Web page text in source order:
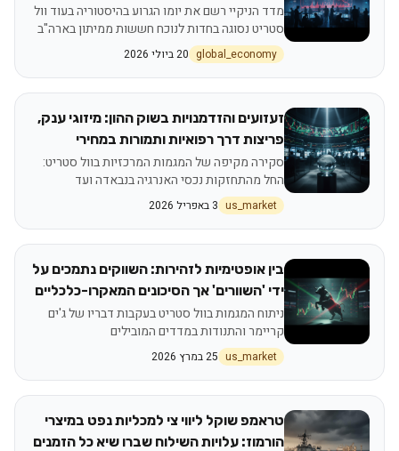
והקריסה ההיסטורית ביפן
מדד הניקיי רשם את יומו הגרוע בהיסטוריה בעוד וול
סטריט נסוגה בחדות לנוכח חששות ממיתון בארה"ב
והערכה מחדש של שווי חברות הטכנולוגיה
global_economy 20 ביולי 2026
זעזועים והזדמנויות בשוק ההון: מיזוגי ענק,
פריצות דרך רפואיות ותמורות במחירי
האנרגיה
סקירה מקיפה של המגמות המרכזיות בוול סטריט:
החל מהתחזקות נכסי האנרגיה בנבאדה ועד
לתוצאות קליניות דרמטיות במגזר הביוטכנולוגיה
us_market 3 באפריל 2026
בין אופטימיות לזהירות: השווקים נתמכים על
ידי 'השוורים' אך הסיכונים המאקרו-כלכליים
נותרים בעינם
ניתוח המגמות בוול סטריט בעקבות דבריו של ג'ים
קריימר והתנודות במדדים המובילים
us_market 25 במרץ 2026
טראמפ שוקל ליווי צי למכליות נפט במיצרי
הורמוז: עלויות השילוח שברו שיא כל הזמנים